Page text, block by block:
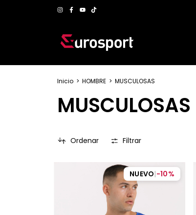
Inicio > HOMBRE > MUSCULOSAS
MUSCULOSAS
Ordenar Filtrar
NUEVO|-10%